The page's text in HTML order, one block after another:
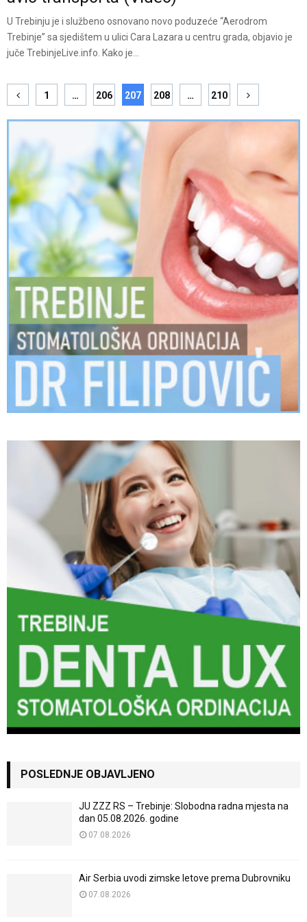
U Trebinju je i službeno osnovano novo poduzeće “Aerodrom
Trebinje” sa sjedištem u ulici Cara Lazara u centru grada, objavio je
juče TrebinjeLive.info. Kako je...
Posts
pagination
1 … 206 207 208 … 210
POSLEDNJE OBJAVLJENO
JU ZZZ RS – Trebinje: Slobodna radna mjesta na
dan 05.08.2026. godine
07.08.2026
Air Serbia uvodi zimske letove prema Dubrovniku
07.08.2026